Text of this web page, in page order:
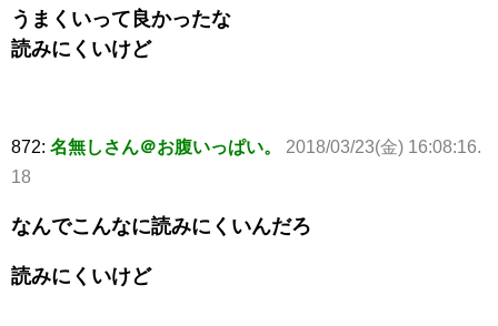
うまくいって良かったな
読みにくいけど
872: 名無しさん＠お腹いっぱい。
2018/03/23(金) 16:08:16.
18
なんでこんなに読みにくいんだろ
読みにくいけど